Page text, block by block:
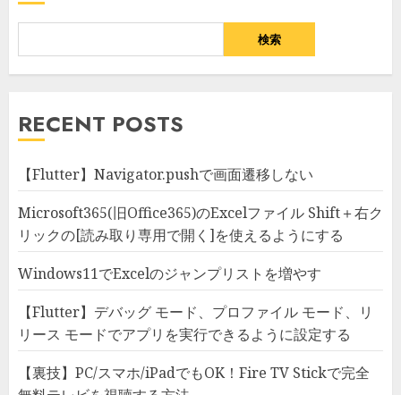
検索
RECENT POSTS
【Flutter】Navigator.pushで画面遷移しない
Microsoft365(旧Office365)のExcelファイル Shift＋右ク
リックの[読み取り専用で開く]を使えるようにする
Windows11でExcelのジャンプリストを増やす
【Flutter】デバッグ モード、プロファイル モード、リ
リース モードでアプリを実行できるように設定する
【裏技】PC/スマホ/iPadでもOK！Fire TV Stickで完全